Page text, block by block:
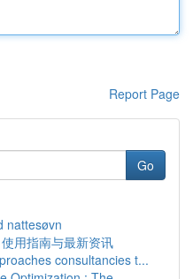
Report Page
Go
nattesøvn
用指南与最新资讯
consultancies t...